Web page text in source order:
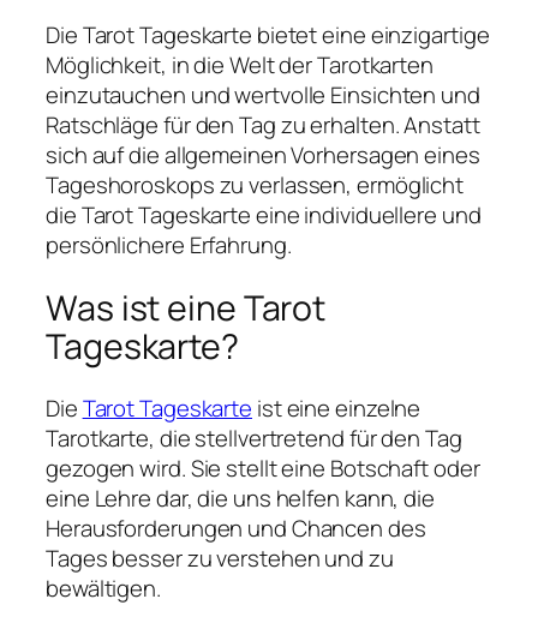
Die Tarot Tageskarte bietet eine einzigartige
Möglichkeit, in die Welt der Tarotkarten
einzutauchen und wertvolle Einsichten und
Ratschläge für den Tag zu erhalten. Anstatt
sich auf die allgemeinen Vorhersagen eines
Tageshoroskops zu verlassen, ermöglicht
die Tarot Tageskarte eine individuellere und
persönlichere Erfahrung.
Was ist eine Tarot
Tageskarte?
DieTarot Tageskarte ist eine einzelne
Tarotkarte, die stellvertretend für den Tag
gezogen wird. Sie stellt eine Botschaft oder
eine Lehre dar, die uns helfen kann, die
Herausforderungen und Chancen des
Tages besser zu verstehen und zu
bewältigen.